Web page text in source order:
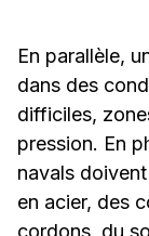
En parallèle,
dans des
difficiles,
pression. En
navals
en acier, des
cordons, du